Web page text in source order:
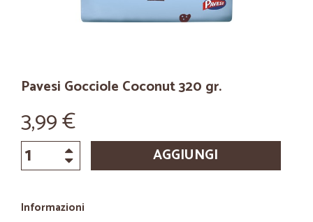
Pavesi Gocciole Coconut 320 gr.
3,99 €
AGGIUNGI
Informazioni